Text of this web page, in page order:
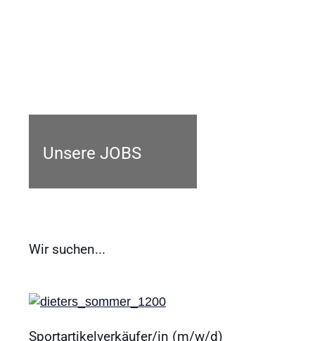
Unsere JOBS
Wir suchen...
Sportartikelverkäufer/in (m/w/d)